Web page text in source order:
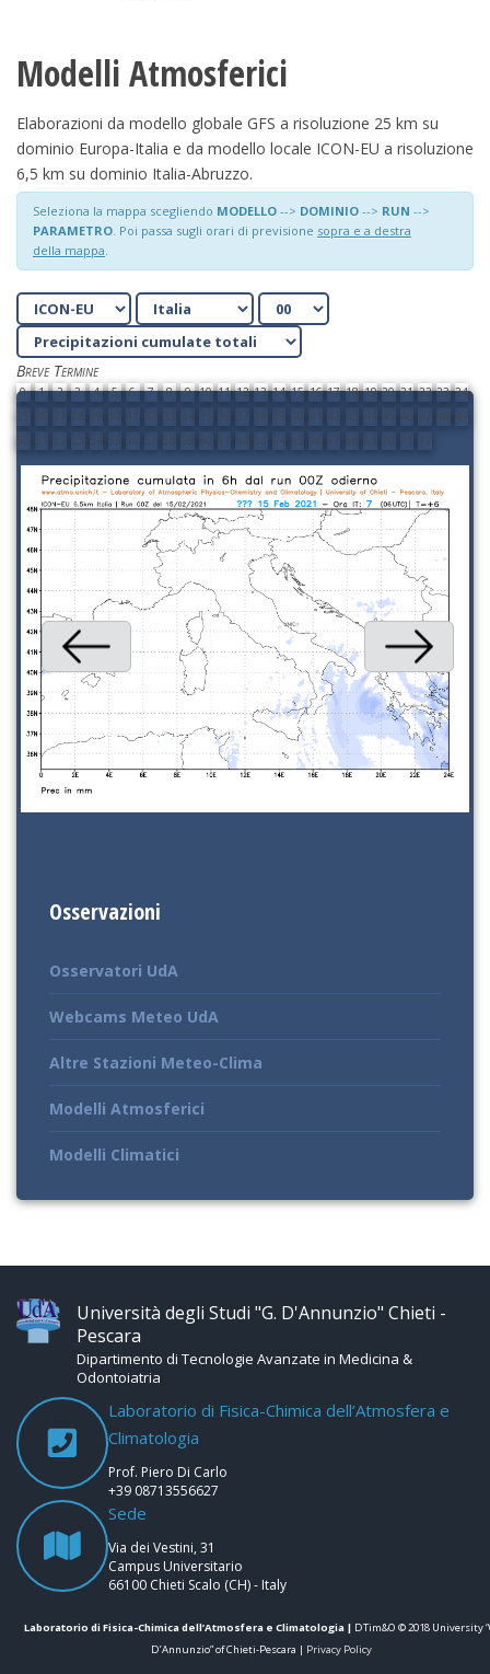
Modelli Atmosferici
Elaborazioni da modello globale GFS a risoluzione 25 km su
dominio Europa-Italia e da modello locale ICON-EU a risoluzione
6,5 km su dominio Italia-Abruzzo.
Seleziona la mappa scegliendo MODELLO --> DOMINIO --> RUN -->
PARAMETRO. Poi passa sugli orari di previsione sopra e a destra
della mappa.
Breve Termine
0 1 2 3 4 5 6 7 8 9 10 11 12 13 14 15 16 17 18 19 20 21 22 23 24
25 26 27 28 29 30 31 32 33 34 35 36 37 38 39 40 41 42 43 44 45 46 47 48 49
50 51 52 53 54 55 56 57 58 59 60 61 62 63 64 65 66 67 68 69 70 71 72
Osservazioni
Osservatori UdA
Webcams Meteo UdA
Altre Stazioni Meteo-Clima
Modelli Atmosferici
Modelli Climatici
Università degli Studi "G. D'Annunzio" Chieti -
Pescara
Dipartimento di Tecnologie Avanzate in Medicina &
Odontoiatria
Laboratorio di Fisica-Chimica dell’Atmosfera e
Climatologia
Prof. Piero Di Carlo
+39 08713556627
Sede
Via dei Vestini, 31
Campus Universitario
66100 Chieti Scalo (CH) - Italy
Laboratorio di Fisica-Chimica dell’Atmosfera e Climatologia | DTim&O © 2018 University
D’Annunzio” of Chieti-Pescara | Privacy Policy